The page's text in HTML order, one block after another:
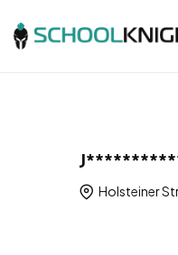
Holsteiner